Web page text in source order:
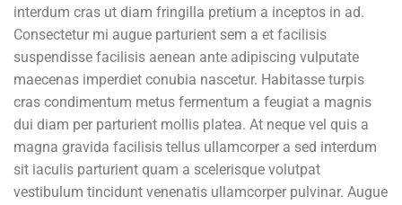
interdum cras ut diam fringilla pretium a inceptos in ad.
Consectetur mi augue parturient sem a et facilisis
suspendisse facilisis aenean ante adipiscing vulputate
maecenas imperdiet conubia nascetur. Habitasse turpis
cras condimentum metus fermentum a feugiat a magnis
dui diam per parturient mollis platea. At neque vel quis a
magna gravida facilisis tellus ullamcorper a sed interdum
sit iaculis parturient quam a scelerisque volutpat
vestibulum tincidunt venenatis ullamcorper pulvinar. Augue